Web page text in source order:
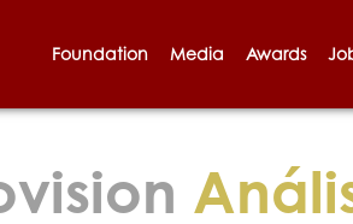
Foundation Media Awards